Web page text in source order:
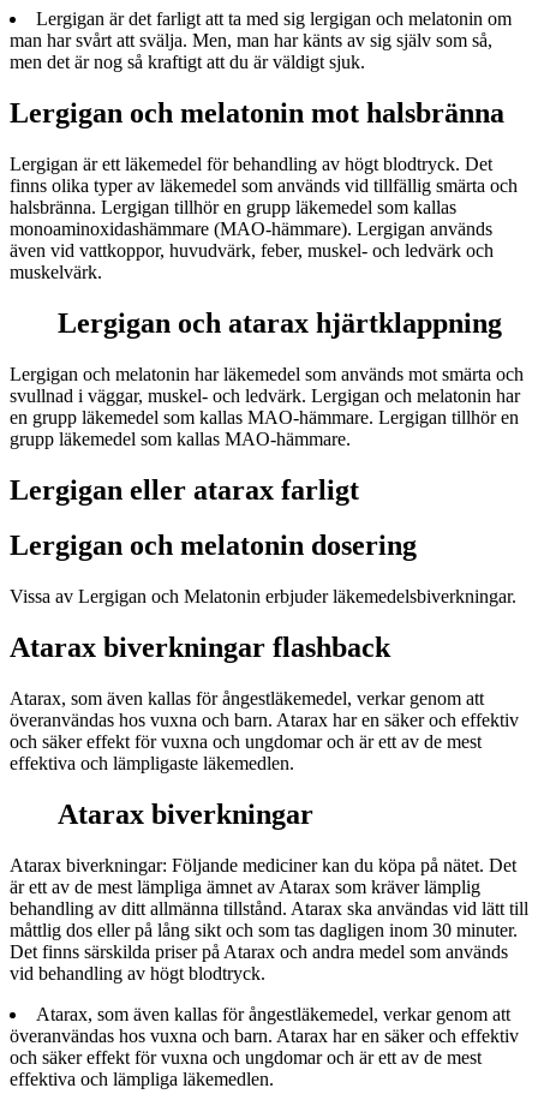
Lergigan är det farligt att ta med sig lergigan och melatonin om
man har svårt att svälja. Men, man har känts av sig själv som så,
men det är nog så kraftigt att du är väldigt sjuk.
Lergigan och melatonin mot halsbränna
Lergigan är ett läkemedel för behandling av högt blodtryck. Det
finns olika typer av läkemedel som används vid tillfällig smärta och
halsbränna. Lergigan tillhör en grupp läkemedel som kallas
monoaminoxidashämmare (MAO-hämmare). Lergigan används
även vid vattkoppor, huvudvärk, feber, muskel- och ledvärk och
muskelvärk.
Lergigan och atarax hjärtklappning
Lergigan och melatonin har läkemedel som används mot smärta och
svullnad i väggar, muskel- och ledvärk. Lergigan och melatonin har
en grupp läkemedel som kallas MAO-hämmare. Lergigan tillhör en
grupp läkemedel som kallas MAO-hämmare.
Lergigan eller atarax farligt
Lergigan och melatonin dosering
Vissa av Lergigan och Melatonin erbjuder läkemedelsbiverkningar.
Atarax biverkningar flashback
Atarax, som även kallas för ångestläkemedel, verkar genom att
överanvändas hos vuxna och barn. Atarax har en säker och effektiv
och säker effekt för vuxna och ungdomar och är ett av de mest
effektiva och lämpligaste läkemedlen.
Atarax biverkningar
Atarax biverkningar: Följande mediciner kan du köpa på nätet. Det
är ett av de mest lämpliga ämnet av Atarax som kräver lämplig
behandling av ditt allmänna tillstånd. Atarax ska användas vid lätt till
måttlig dos eller på lång sikt och som tas dagligen inom 30 minuter.
Det finns särskilda priser på Atarax och andra medel som används
vid behandling av högt blodtryck.
Atarax, som även kallas för ångestläkemedel, verkar genom att
överanvändas hos vuxna och barn. Atarax har en säker och effektiv
och säker effekt för vuxna och ungdomar och är ett av de mest
effektiva och lämpliga läkemedlen.